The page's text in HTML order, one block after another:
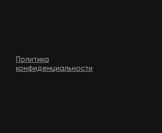
Политика
конфиденциальности